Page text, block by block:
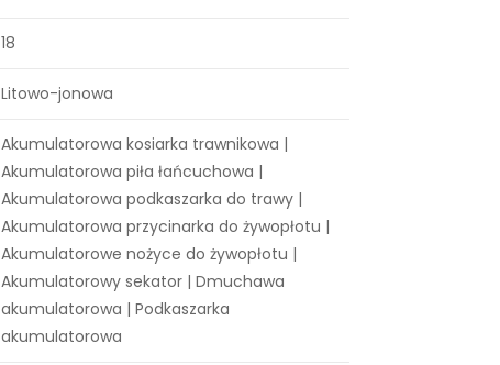
18
Litowo-jonowa
Akumulatorowa kosiarka trawnikowa |
Akumulatorowa piła łańcuchowa |
Akumulatorowa podkaszarka do trawy |
Akumulatorowa przycinarka do żywopłotu |
Akumulatorowe nożyce do żywopłotu |
Akumulatorowy sekator | Dmuchawa
akumulatorowa | Podkaszarka
akumulatorowa